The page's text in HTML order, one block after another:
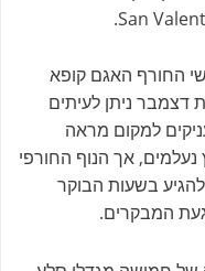
החורף האגם קופא
דצמבר ניתן לעיתים
למקום מראה
נעלמים, אך הנוף החורפי
בשעות הבוקר
המבקרים.